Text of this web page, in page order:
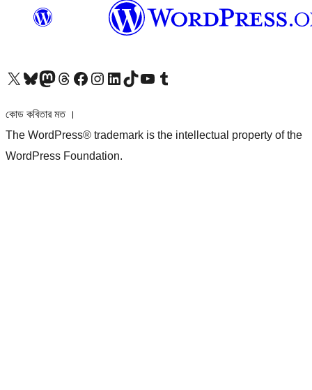
আমাদের X (আগের টুইটার) অ্যাকাউন্টে যানআমাদের Bluesky অ্যাকাউন্টটি দেখুনআমাদের মাস্টোডন অ্যাকাউন্টটি দেখুনআমাদের থ্রেডস অ্যাকাউন্টটি দেখুনআমাদের ফেসবুক পেজ দেখুনআমাদের ইন্সটাগ্রাম অ্যাকাউন্ট দেখুনআমাদের লিঙ্কডইন অ্যাকাউন্টে যানআমাদের TikTok অ্যাকাউন্টটি দেখুনআমাদের ইউটিউব চ্যানেলে যান আমাদের টাম্বলার অ্যাকাউন্ট দেখুন
কোড কবিতার মত ।
The WordPress® trademark is the intellectual property of the
WordPress Foundation.